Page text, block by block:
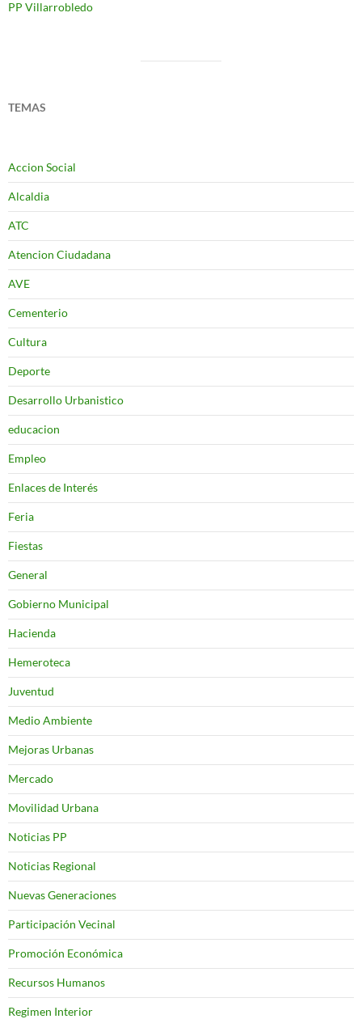
PP Villarrobledo
TEMAS
Accion Social
Alcaldia
ATC
Atencion Ciudadana
AVE
Cementerio
Cultura
Deporte
Desarrollo Urbanistico
educacion
Empleo
Enlaces de Interés
Feria
Fiestas
General
Gobierno Municipal
Hacienda
Hemeroteca
Juventud
Medio Ambiente
Mejoras Urbanas
Mercado
Movilidad Urbana
Noticias PP
Noticias Regional
Nuevas Generaciones
Participación Vecinal
Promoción Económica
Recursos Humanos
Regimen Interior